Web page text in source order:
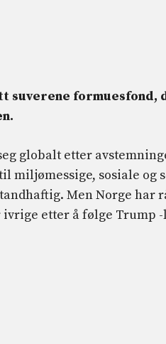
suverene formuesfond,
globalt etter
miljømessige, sosiale
Men Norge har
etter å følge Trump